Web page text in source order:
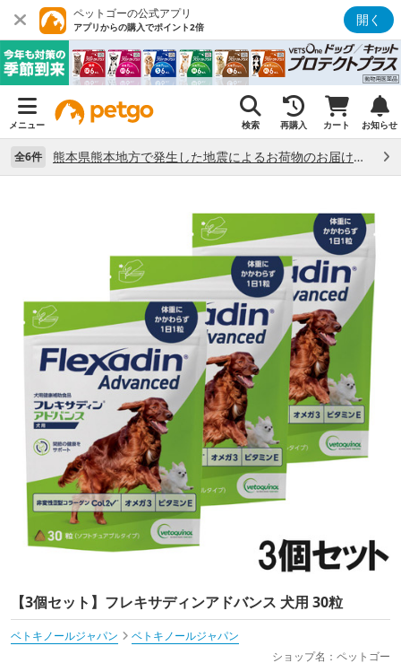
ペットゴーの公式アプリ
アプリからの購入でポイント2倍 開く
メニュー 検索 再購入 カート お知らせ
全6件 熊本県熊本地方で発生した地震によるお荷物のお届け状況について （7/28）
【3個セット】フレキサディンアドバンス 犬用 30粒
ベトキノールジャパン
ベトキノールジャパン
ショップ名：ペットゴー